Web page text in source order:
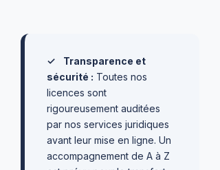
✓
Transparence et
sécurité : Toutes nos
licences sont
rigoureusement auditées
par nos services juridiques
avant leur mise en ligne. Un
accompagnement de A à Z